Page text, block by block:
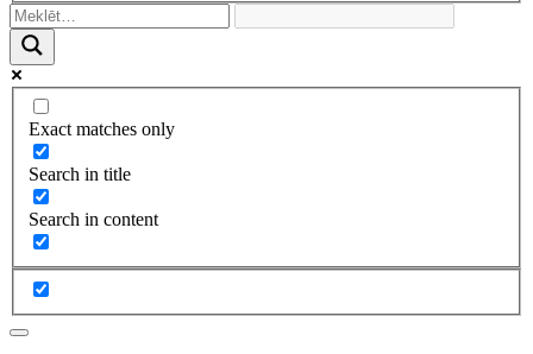
Exact matches only
Search in title
Search in content